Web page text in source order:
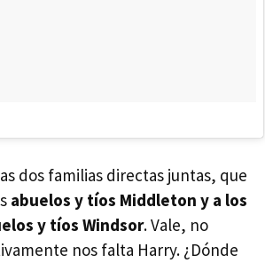
dos familias directas juntas, que
abuelos y tíos Middleton y a los
y tíos Windsor. Vale, no
nos falta Harry. ¿Dónde